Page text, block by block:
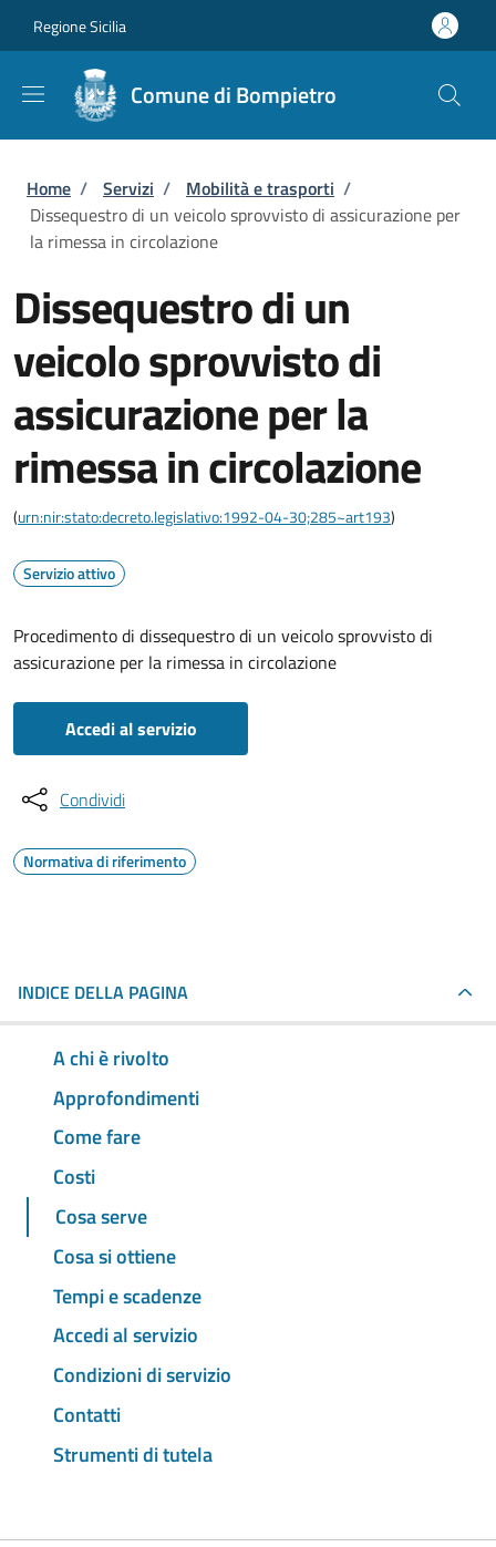
Regione Sicilia
Comune di Bompietro
Briciole di pane
Home / Servizi / Mobilità e trasporti /
Dissequestro di un veicolo sprovvisto di assicurazione per
la rimessa in circolazione
Dissequestro di un
veicolo sprovvisto di
assicurazione per la
rimessa in circolazione
(urn:nir:stato:decreto.legislativo:1992-04-30;285~art193)
Servizio attivo
Procedimento di dissequestro di un veicolo sprovvisto di
assicurazione per la rimessa in circolazione
Accedi al servizio
Condividi
Normativa di riferimento
INDICE DELLA PAGINA
A chi è rivolto
Approfondimenti
Come fare
Costi
Cosa serve
Cosa si ottiene
Tempi e scadenze
Accedi al servizio
Condizioni di servizio
Contatti
Strumenti di tutela